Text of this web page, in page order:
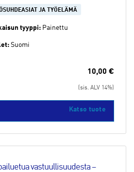
JA TYÖELÄMÄ
tyyppi: Painettu
Suomi
10,00 €
(sis. ALV 14%)
Katso tuote
vastuullisuudesta –